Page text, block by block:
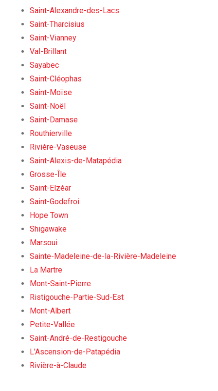
Saint-Alexandre-des-Lacs
Saint-Tharcisius
Saint-Vianney
Val-Brillant
Sayabec
Saint-Cléophas
Saint-Moïse
Saint-Noël
Saint-Damase
Routhierville
Rivière-Vaseuse
Saint-Alexis-de-Matapédia
Grosse-Île
Saint-Elzéar
Saint-Godefroi
Hope Town
Shigawake
Marsoui
Sainte-Madeleine-de-la-Rivière-Madeleine
La Martre
Mont-Saint-Pierre
Ristigouche-Partie-Sud-Est
Mont-Albert
Petite-Vallée
Saint-André-de-Restigouche
L’Ascension-de-Patapédia
Rivière-à-Claude